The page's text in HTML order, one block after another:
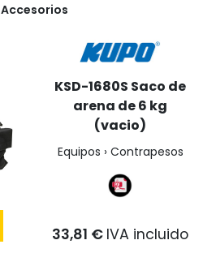
Accesorios
KSD-1680S Saco de
arena de 6 kg
(vacio)
Equipos › Contrapesos
33,81 € IVA incluido